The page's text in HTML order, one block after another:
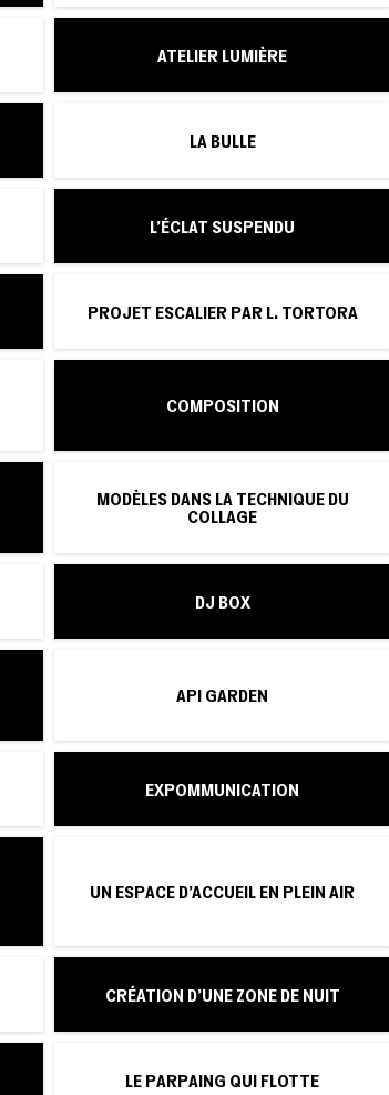
ATELIER LUMIÈRE
LA BULLE
L’ÉCLAT SUSPENDU
PROJET ESCALIER PAR L. TORTORA
COMPOSITION
MODÈLES DANS LA TECHNIQUE DU
COLLAGE
DJ BOX
API GARDEN
EXPOMMUNICATION
UN ESPACE D'ACCUEIL EN PLEIN AIR
CRÉATION D'UNE ZONE DE NUIT
LE PARPAING QUI FLOTTE